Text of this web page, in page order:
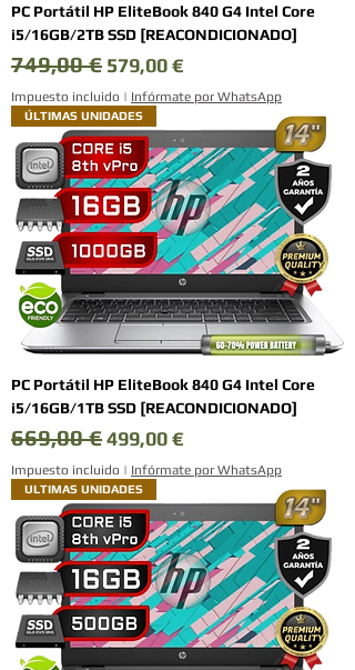
PC Portátil HP EliteBook 840 G4 Intel Core
i5/16GB/2TB SSD [REACONDICIONADO]
Precio
749,00 € Precio de oferta
579,00 €
Impuesto incluido | Infórmate por WhatsApp
ÚLTIMAS UNIDADES
PC Portátil HP EliteBook 840 G4 Intel Core
i5/16GB/1TB SSD [REACONDICIONADO]
Precio
669,00 €Precio de oferta
499,00 €
Impuesto incluido | Infórmate por WhatsApp
ULTIMAS UNIDADES